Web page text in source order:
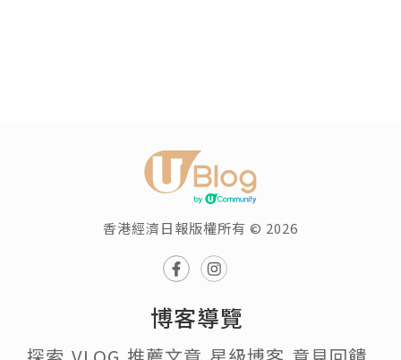
香港經濟日報版權所有 © 2026
博客導覽